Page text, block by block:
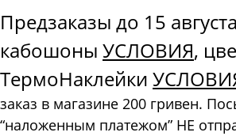
Предзаказы до 15
кабошоны УСЛОВИЯ,
ТермоНаклейки
заказ в магазине 200 гривен.
“наложенным платежом” НЕ